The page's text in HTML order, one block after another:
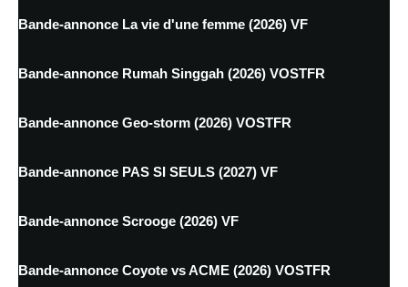
Bande-annonce La vie d'une femme (2026) VF
Bande-annonce Rumah Singgah (2026) VOSTFR
Bande-annonce Geo-storm (2026) VOSTFR
Bande-annonce PAS SI SEULS (2027) VF
Bande-annonce Scrooge (2026) VF
Bande-annonce Coyote vs ACME (2026) VOSTFR